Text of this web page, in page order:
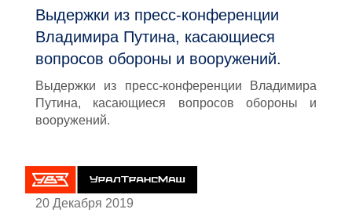
Выдержки из пресс-конференции
Владимира Путина, касающиеся
вопросов обороны и вооружений.
Выдержки из пресс-конференции Владимира
Путина, касающиеся вопросов обороны и
вооружений.
20 Декабря 2019